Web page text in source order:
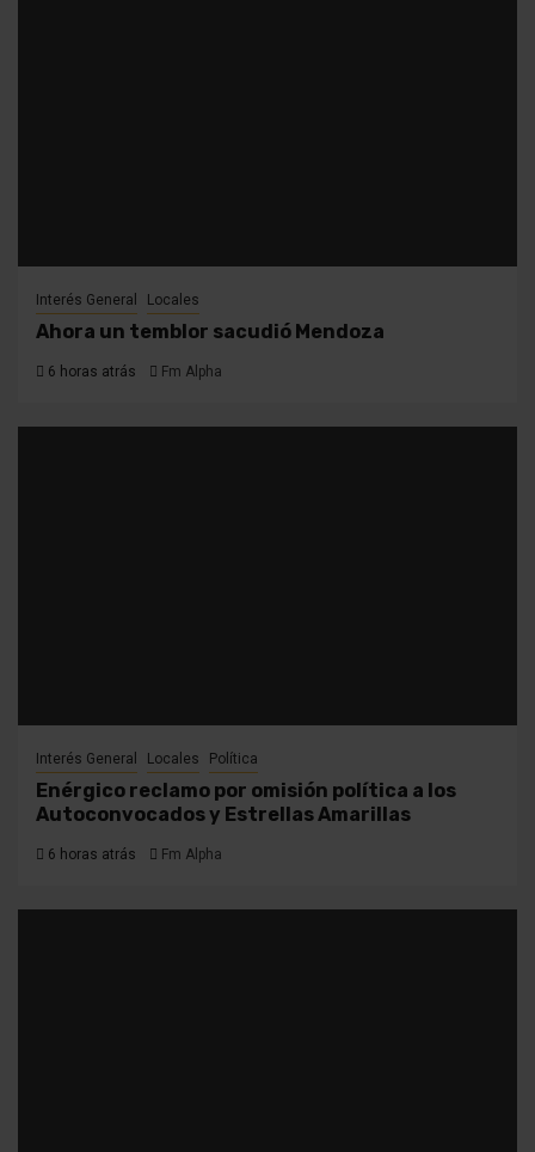
Interés General Locales
Ahora un temblor sacudió Mendoza
6 horas atrás Fm Alpha
Interés General Locales Política
Enérgico reclamo por omisión política a los
Autoconvocados y Estrellas Amarillas
6 horas atrás Fm Alpha